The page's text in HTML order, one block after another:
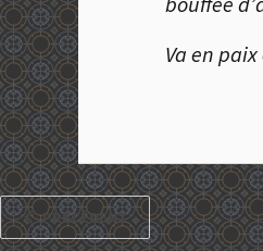
Va en
PRÉCÉDENT